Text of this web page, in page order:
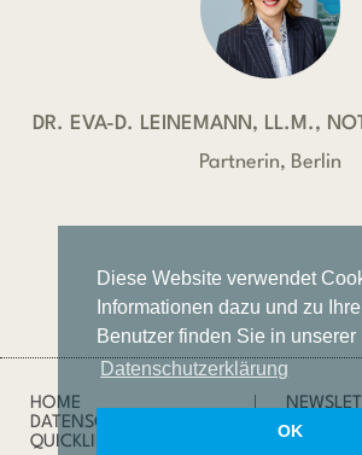
Diese Website verwendet
Informationen dazu und zu
Benutzer finden Sie in unserer
Datenschutzerklärung
OK
DR. EVA-D. LEINEMANN, LL.M.,
Partnerin, Berlin
HOME
DATENSCHUTZ
QUICKLINKS
SUCHE